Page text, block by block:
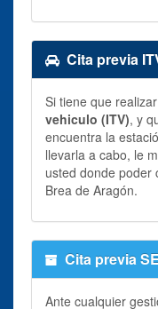
Cita previa
Si tiene que
vehiculo (ITV), y
encuentra la
llevarla a cabo, le
usted donde poder
Brea de Aragón.
Cita previa
Ante cualquier